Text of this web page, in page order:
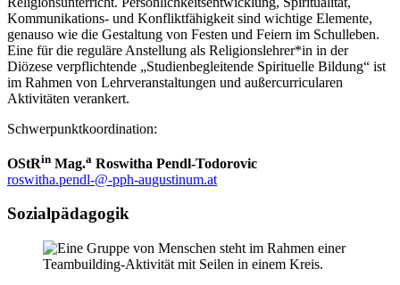
Kommunikations- und Konfliktfähigkeit sind wichtige Elemente,
genauso wie die Gestaltung von Festen und Feiern im Schulleben.
Eine für die reguläre Anstellung als Religionslehrer*in in der
Diözese verpflichtende „Studienbegleitende Spirituelle Bildung“ ist
im Rahmen von Lehrveranstaltungen und außercurricularen
Aktivitäten verankert.
Schwerpunktkoordination:
OStRin Mag.a Roswitha Pendl-Todorovic
roswitha.pendl-@-pph-augustinum.at
Sozialpädagogik